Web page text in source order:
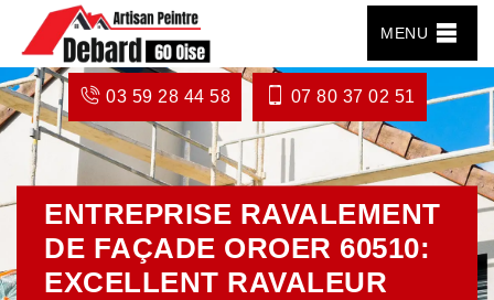
MENU
03 59 28 44 58 07 80 37 02 51
ENTREPRISE RAVALEMENT
DE FAÇADE OROER 60510:
EXCELLENT RAVALEUR